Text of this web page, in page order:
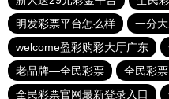
明发彩票平台怎么样
一分
welcome盈彩购彩大厅广东
老品牌—全民彩票
全民彩
全民彩票官网最新登录入口